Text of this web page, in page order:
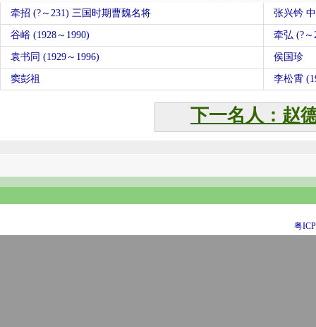
牵招 (?～231) 三国时期曹魏名将 张兴钤
谷峪 (1928～1990) 牵弘 (?～
袁书同 (1929～1996) 侯国珍
窦彭祖 李松霄
下一名人：赵
粤